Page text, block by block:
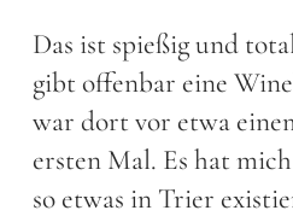
Das ist spießig und
gibt offenbar eine
war dort vor etwa
ersten Mal. Es hat
so etwas in Trier